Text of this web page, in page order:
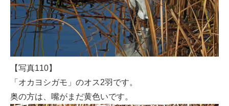
【写真110】
「オカヨシガモ」のオス2羽です。
奥の方は、嘴がまだ黄色いです。